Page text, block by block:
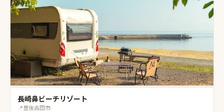
長崎鼻ビーチリゾート
📍豊後高田市